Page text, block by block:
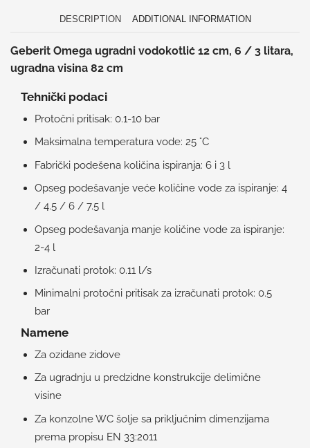
DESCRIPTION ADDITIONAL INFORMATION
Geberit Omega ugradni vodokotlić 12 cm, 6 / 3 litara,
ugradna visina 82 cm
Tehnički podaci
Protočni pritisak: 0.1-10 bar
Maksimalna temperatura vode: 25 °C
Fabrički podešena količina ispiranja: 6 i 3 l
Opseg podešavanje veće količine vode za ispiranje: 4
/ 4.5 / 6 / 7.5 l
Opseg podešavanja manje količine vode za ispiranje:
2-4 l
Izračunati protok: 0.11 l/s
Minimalni protočni pritisak za izračunati protok: 0.5
bar
Namene
Za ozidane zidove
Za ugradnju u predzidne konstrukcije delimične
visine
Za konzolne WC šolje sa priključnim dimenzijama
prema propisu EN 33:2011